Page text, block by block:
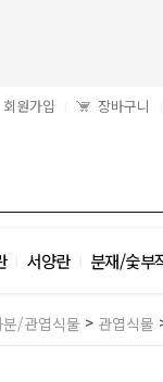
회원가입 장바구니
서양란 분재/숯부
분/관엽식물 > 관엽식물